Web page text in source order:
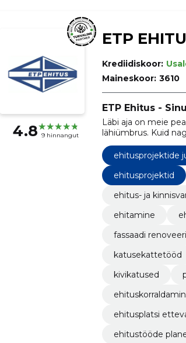
4.8 9 hinnangut
ETP
Krediidiskoor:
Maineskoor: 3610
ETP Ehitus -
Läbi aja on meie
lähiümbrus. Kuid
Eestis.
ehitusprojektide
ehitusprojektid
ehitus- ja
ehitamine
fassaadi
katusekattetööd
kivikatused
ehitusplatsi
ehitustööde